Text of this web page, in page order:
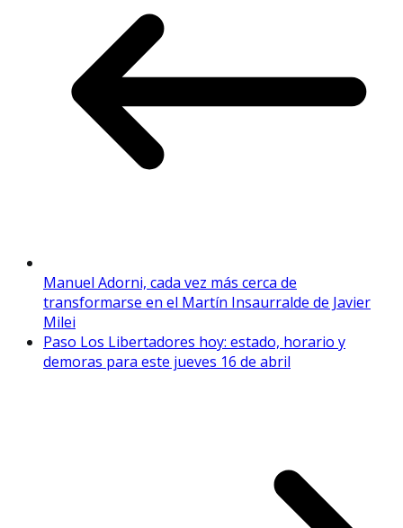
Manuel Adorni, cada vez más cerca de
transformarse en el Martín Insaurralde de Javier
Milei
Paso Los Libertadores hoy: estado, horario y
demoras para este jueves 16 de abril